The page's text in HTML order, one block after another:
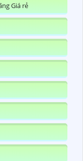
Giá rẻ